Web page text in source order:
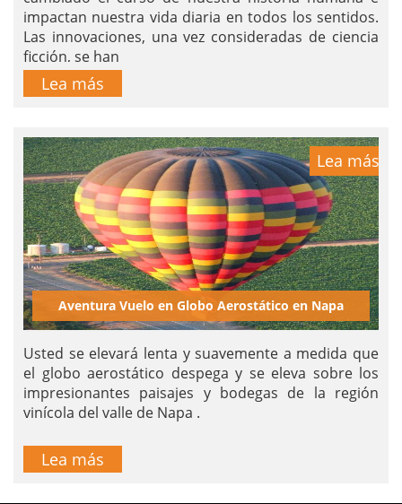
impactan nuestra vida diaria en todos los sentidos.
Las innovaciones, una vez consideradas de ciencia
ficción, se han
Lea más
Lea más
Aventura Vuelo en Globo Aerostático en Napa
Usted se elevará lenta y suavemente a medida que
el globo aerostático despega y se eleva sobre los
impresionantes paisajes y bodegas de la región
vinícola del valle de Napa .
Lea más